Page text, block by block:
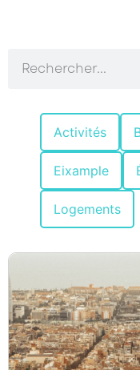
Activités
Eixample
Logements